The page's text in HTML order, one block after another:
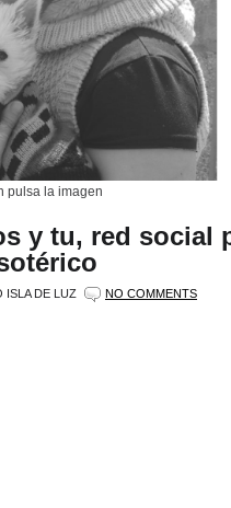
pulsa la imagen
y tu, red social
ISLA DE LUZ NO COMMENTS